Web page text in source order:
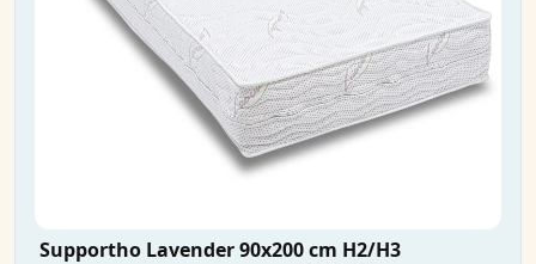
Supportho Lavender 90x200 cm H2/H3